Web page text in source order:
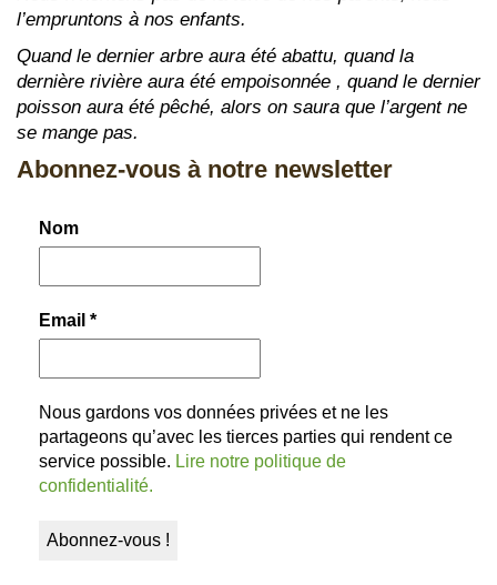
l’empruntons à nos enfants.
Quand le dernier arbre aura été abattu, quand la
dernière rivière aura été empoisonnée , quand le dernier
poisson aura été pêché, alors on saura que l’argent ne
se mange pas.
Abonnez-vous à notre newsletter
Nom
Email *
Nous gardons vos données privées et ne les
partageons qu’avec les tierces parties qui rendent ce
service possible. Lire notre politique de
confidentialité.